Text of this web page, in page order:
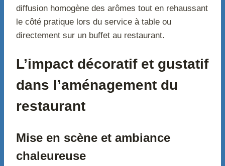
diffusion homogène des arômes tout en rehaussant
le côté pratique lors du service à table ou
directement sur un buffet au restaurant.
L’impact décoratif et gustatif
dans l’aménagement du
restaurant
Mise en scène et ambiance
chaleureuse